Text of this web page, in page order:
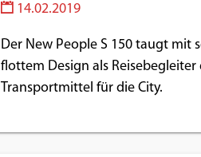
14.02.2019
Der New People S 150 taugt mit
flottem Design als Reisebegleiter
Transportmittel für die City.